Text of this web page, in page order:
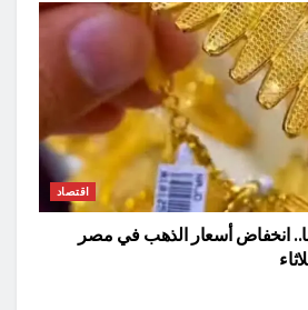
اقتصاد
يتراجع 50 جنيهًا.. انخفاض أسعار الذهب في مصر